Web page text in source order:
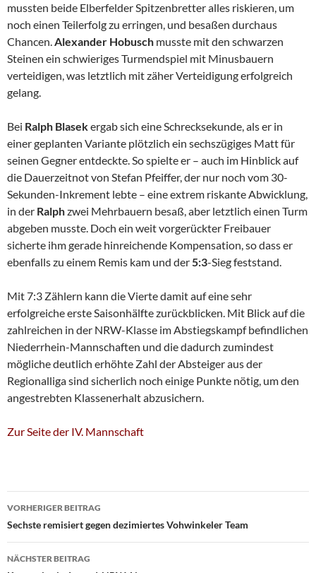
mussten beide Elberfelder Spitzenbretter alles riskieren, um
noch einen Teilerfolg zu erringen, und besaßen durchaus
Chancen.Alexander Hobusch musste mit den schwarzen
Steinen ein schwieriges Turmendspiel mit Minusbauern
verteidigen, was letztlich mit zäher Verteidigung erfolgreich
gelang.
Bei Ralph Blasekergab sich eine Schrecksekunde, als er in
einer geplanten Variante plötzlich ein sechszügiges Matt für
seinen Gegner entdeckte. So spielte er – auch im Hinblick auf
die Dauerzeitnot von Stefan Pfeiffer, der nur noch vom 30-
Sekunden-Inkrement lebte – eine extrem riskante Abwicklung,
in der Ralphzwei Mehrbauern besaß, aber letztlich einen Turm
abgeben musste. Doch ein weit vorgerückter Freibauer
sicherte ihm gerade hinreichende Kompensation, so dass er
ebenfalls zu einem Remis kam und der5:3-Sieg feststand.
Mit 7:3 Zählern kann die Vierte damit auf eine sehr
erfolgreiche erste Saisonhälfte zurückblicken. Mit Blick auf die
zahlreichen in der NRW-Klasse im Abstiegskampf befindlichen
Niederrhein-Mannschaften und die dadurch zumindest
mögliche deutlich erhöhte Zahl der Absteiger aus der
Regionalliga sind sicherlich noch einige Punkte nötig, um den
angestrebten Klassenerhalt abzusichern.
Zur Seite der IV. Mannschaft
Beitragsnavigation
VORHERIGER BEITRAG
Sechste remisiert gegen dezimiertes Vohwinkeler Team
NÄCHSTER BEITRAG